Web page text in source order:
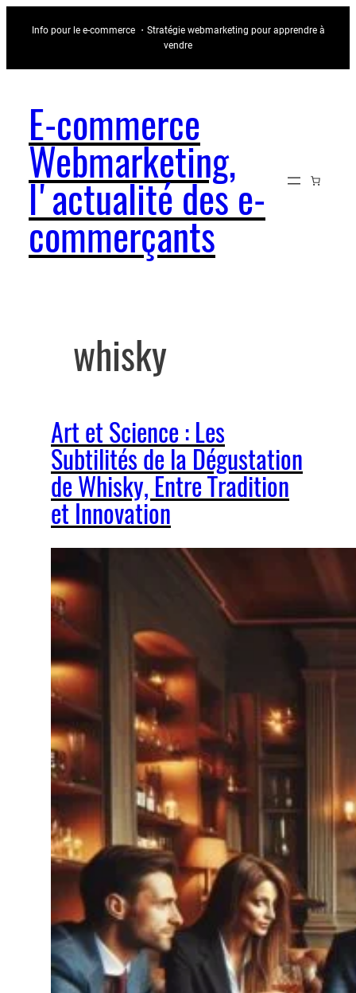
Info pour le e-commerce ・Stratégie webmarketing pour apprendre à
vendre
E-commerce
Webmarketing,
l'actualité des e-
commerçants
whisky
Art et Science : Les
Subtilités de la Dégustation
de Whisky, Entre Tradition
et Innovation